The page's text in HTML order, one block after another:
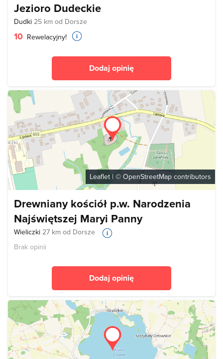
Jezioro Dudeckie
Dudki 25 km od Dorsze
10 Rewelacyjny!
Dodaj opinię
Leaflet | © OpenStreetMap contributors
Drewniany kościół p.w. Narodzenia
Najświętszej Maryi Panny
Wieliczki 27 km od Dorsze
Brak opinii
Dodaj opinię